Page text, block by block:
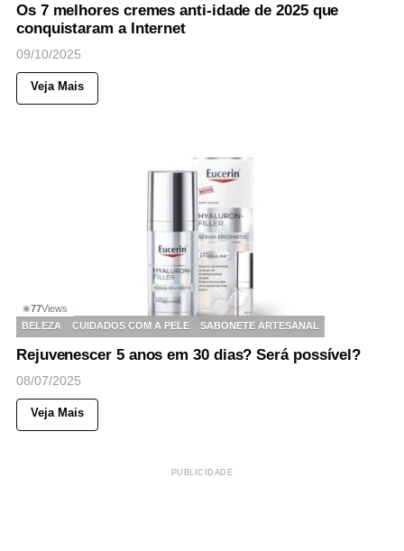
Os 7 melhores cremes anti-idade de 2025 que
conquistaram a Internet
09/10/2025
Veja Mais
◉77Views
BELEZA
CUIDADOS COM A PELE SABONETE ARTESANAL
Rejuvenescer 5 anos em 30 dias? Será possível?
08/07/2025
Veja Mais
PUBLICIDADE